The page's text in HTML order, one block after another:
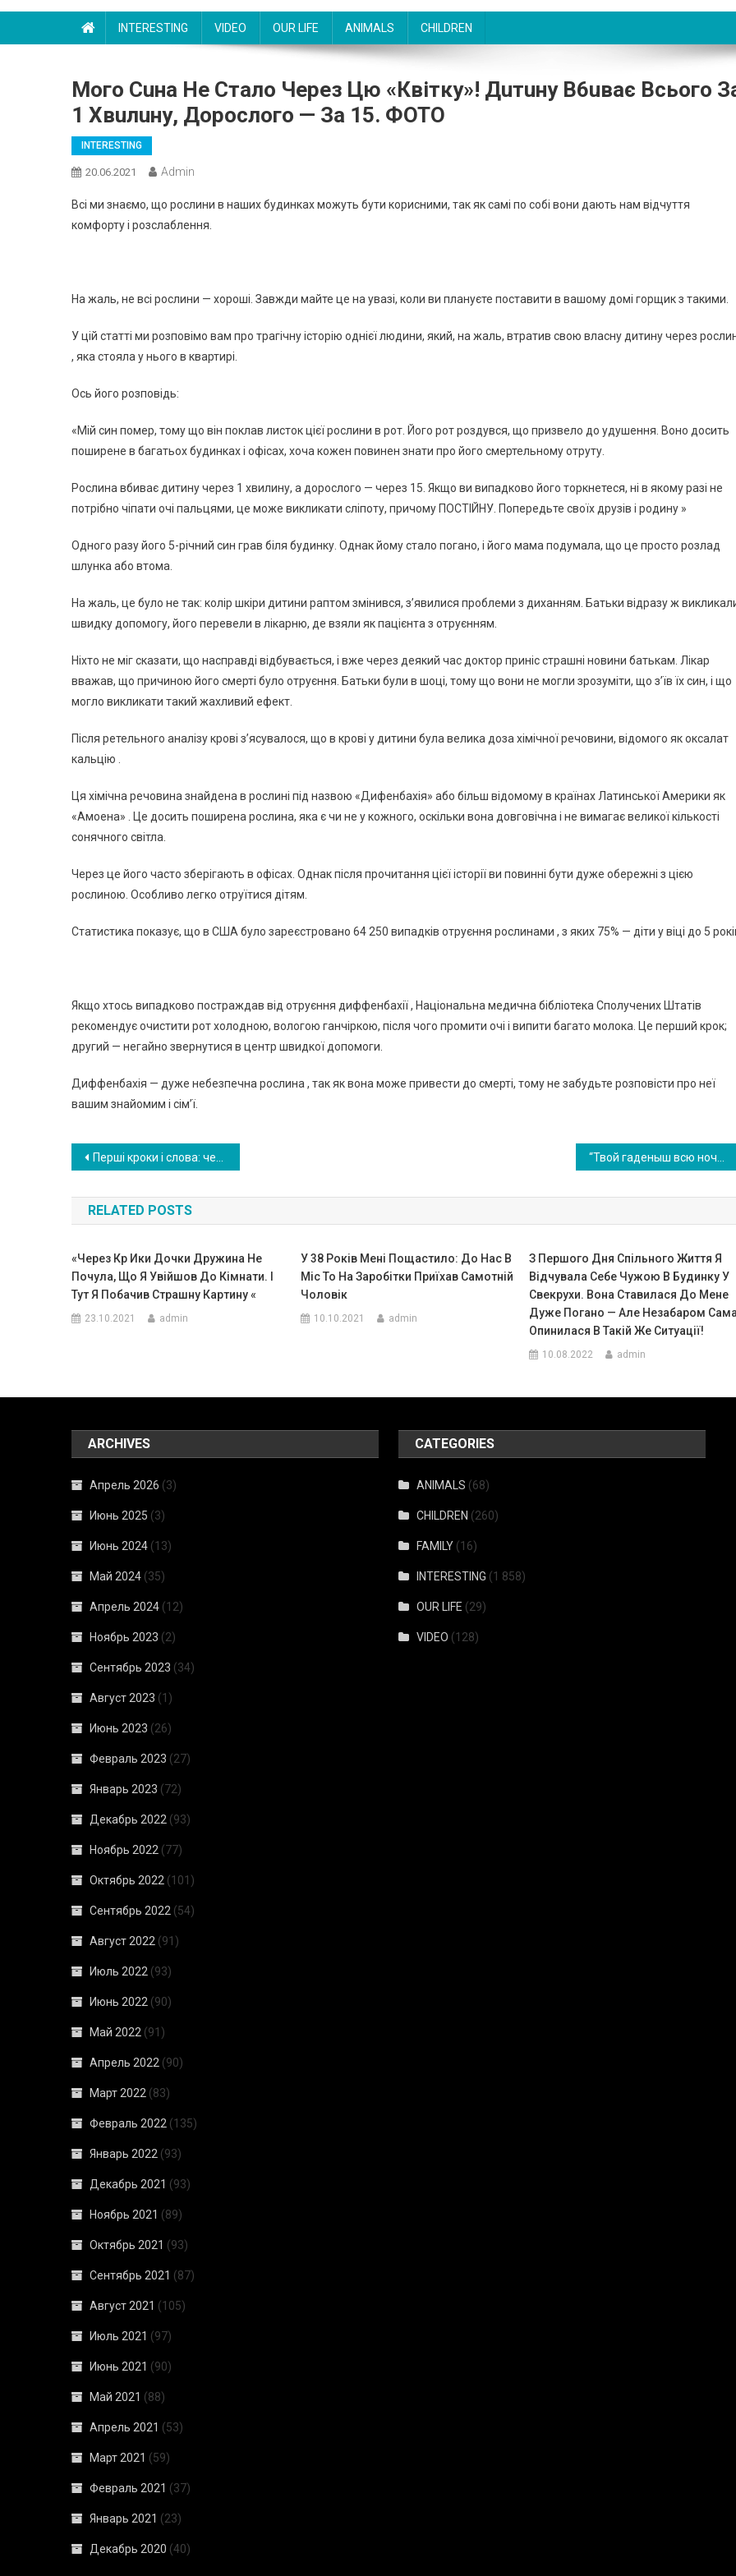
INTERESTING VIDEO OUR LIFE ANIMALS CHILDREN
Мого Сuна Не Стало Через Цю «квітку»! Дuтuну В6uває Всього
1 Хвuлuну, Дорослого — За 15. ФОТО
INTERESTING
20.06.2021 Admin
Всі ми знаємо, що рослини в наших будинках можуть бути корисними, так як самі по собі вони дають нам відчуття
комфорту і розслаблення.
На жаль, не всі рослини — хороші. Завжди майте це на увазі, коли ви плануєте поставити в вашому домі горщик з такими.
У цій статті ми розповімо вам про трагічну історію однієї людини, який, на жаль, втратив свою власну дитину через
, яка стояла у нього в квартирі.
Ось його розповідь:
«Мій син помер, тому що він поклав листок цієї рослини в рот. Його рот роздувся, що призвело до удушення. Воно досить
поширене в багатьох будинках і офісах, хоча кожен повинен знати про його смертельному отруту.
Рослина вбиває дитину через 1 хвилину, а дорослого — через 15. Якщо ви випадково його торкнетеся, ні в якому разі не
потрібно чіпати очі пальцями, це може викликати сліпоту, причому ПОСТІЙНУ. Попередьте своїх друзів і родину »
Одного разу його 5-річний син грав біля будинку. Однак йому стало погано, і його мама подумала, що це просто розлад
шлунка або втома.
На жаль, це було не так: колір шкіри дитини раптом змінився, з’явилися проблеми з диханням. Батьки відразу ж
швидку допомогу, його перевели в лікарню, де взяли як пацієнта з отруєнням.
Ніхто не міг сказати, що насправді відбувається, і вже через деякий час доктор приніс страшні новини батькам. Лікар
вважав, що причиною його смерті було отруєння. Батьки були в шоці, тому що вони не могли зрозуміти, що з’їв їх син, і що
могло викликати такий жахливий ефект.
Після ретельного аналізу крові з’ясувалося, що в крові у дитини була велика доза хімічної речовини, відомого як оксалат
кальцію .
Ця хімічна речовина знайдена в рослині під назвою «Дифенбахія» або більш відомому в країнах Латинської Америки як
«Амоена» . Це досить поширена рослина, яка є чи не у кожного, оскільки вона довговічна і не вимагає великої кількості
сонячного світла.
Через це його часто зберігають в офісах. Однак після прочитання цієї історії ви повинні бути дуже обережні з цією
рослиною. Особливо легко отруїтися дітям.
Статистика показує, що в США було зареєстровано 64 250 випадків отруєння рослинами , з яких 75% — діти у віці до 5
Якщо хтось випадково постраждав від отруєння диффенбахії , Національна медична бібліотека Сполучених Штатів
рекомендує очистити рот холодною, вологою ганчіркою, після чого промити очі і випити багато молока. Це перший крок;
другий — негайно звернутися в центр швидкої допомоги.
Диффенбахія — дуже небезпечна рослина , так як вона може привести до смерті, тому не забудьте розповісти про неї
вашим знайомим і сім’ї.
Навигация
по
записям
Перші кроки і слова: четверо близнючок з Кропивницького відсвяткували День народження (ВІДЕО)
RELATED POSTS
«Через Кр Ики Дочки Дружина Не
Почула, Що Я Увійшов До Кімнати. І
Тут Я Побачив Страшну Картину «
23.10.2021 admin
У 38 Років Мені Пощастило: До Нас В
Міc То На Заробітки Приїхав Самотній
Чоловік
10.10.2021 admin
З Першого Дня Спільного Життя Я
Відчувала Себе Чужою В Будинку У
Свекрухи. Вона Ставилася До Мене
Дуже Погано — Але Незабаром
Опинилася В Такій Же Ситуації!
10.08.2022 admin
ARCHIVES
Апрель 2026 (3)
Июнь 2025 (3)
Июнь 2024 (13)
Май 2024 (35)
Апрель 2024 (12)
Ноябрь 2023 (2)
Сентябрь 2023 (34)
Август 2023 (1)
Июнь 2023 (26)
Февраль 2023 (27)
Январь 2023 (72)
Декабрь 2022 (93)
Ноябрь 2022 (77)
Октябрь 2022 (101)
Сентябрь 2022 (54)
Август 2022 (91)
Июль 2022 (93)
Июнь 2022 (90)
Май 2022 (91)
Апрель 2022 (90)
Март 2022 (83)
Февраль 2022 (135)
Январь 2022 (93)
Декабрь 2021 (93)
Ноябрь 2021 (89)
Октябрь 2021 (93)
Сентябрь 2021 (87)
Август 2021 (105)
Июль 2021 (97)
Июнь 2021 (90)
Май 2021 (88)
Апрель 2021 (53)
Март 2021 (59)
Февраль 2021 (37)
Январь 2021 (23)
Декабрь 2020 (40)
CATEGORIES
ANIMALS (68)
CHILDREN (260)
FAMILY (16)
INTERESTING (1 858)
OUR LIFE (29)
VIDEO (128)